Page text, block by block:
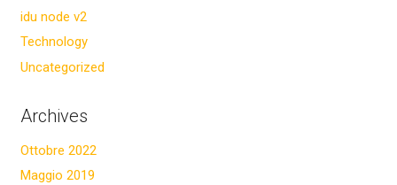
idu node v2
Technology
Uncategorized
Archives
Ottobre 2022
Maggio 2019